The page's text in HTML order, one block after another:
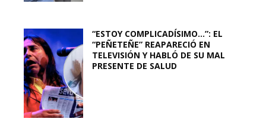
“ESTOY COMPLICADÍSIMO…”: EL
“PEÑETEÑE” REAPARECIÓ EN
TELEVISIÓN Y HABLÓ DE SU MAL
PRESENTE DE SALUD